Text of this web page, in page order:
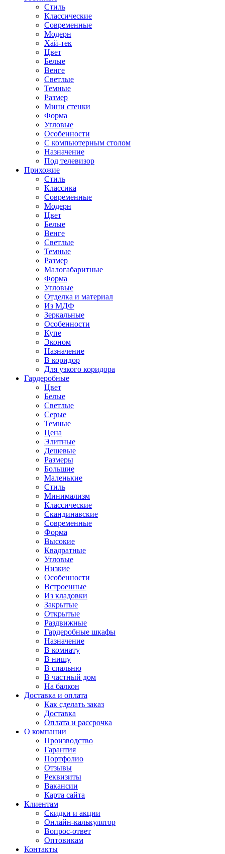
Стиль
Классические
Современные
Модерн
Хай-тек
Цвет
Белые
Венге
Светлые
Темные
Размер
Мини стенки
Форма
Угловые
Особенности
С компьютерным столом
Назначение
Под телевизор
Прихожие
Стиль
Классика
Современные
Модерн
Цвет
Белые
Венге
Светлые
Темные
Размер
Малогабаритные
Форма
Угловые
Отделка и материал
Из МДФ
Зеркальные
Особенности
Купе
Эконом
Назначение
В коридор
Для узкого коридора
Гардеробные
Цвет
Белые
Светлые
Серые
Темные
Цена
Элитные
Дешевые
Размеры
Большие
Маленькие
Стиль
Минимализм
Классические
Скандинавские
Современные
Форма
Высокие
Квадратные
Угловые
Низкие
Особенности
Встроенные
Из кладовки
Закрытые
Открытые
Раздвижные
Гардеробные шкафы
Назначение
В комнату
В нишу
В спальню
В частный дом
На балкон
Доставка и оплата
Как сделать заказ
Доставка
Оплата и рассрочка
О компании
Производство
Гарантия
Портфолио
Отзывы
Реквизиты
Вакансии
Карта сайта
Клиентам
Скидки и акции
Онлайн-калькулятор
Вопрос-ответ
Оптовикам
Контакты